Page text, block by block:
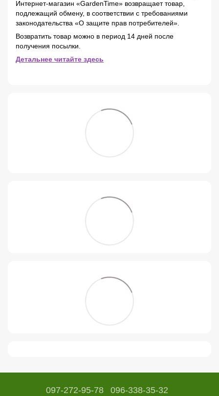
Интернет-магазин «GardenTime» возвращает товар,
подлежащий обмену, в соответствии с требованиями
законодательства «О защите прав потребителей».
Возвратить товар можно в период 14 дней после
получения посылки.
Детальнее читайте здесь
097-272-95-78 096-338-35-32